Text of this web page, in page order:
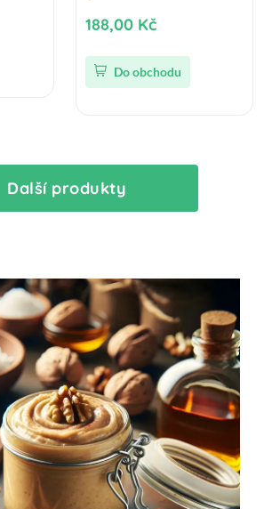
188,00 Kč
Do obchodu
Další produkty